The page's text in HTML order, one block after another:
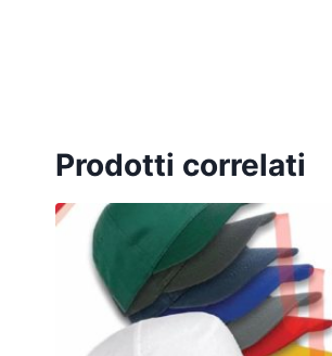
Prodotti correlati